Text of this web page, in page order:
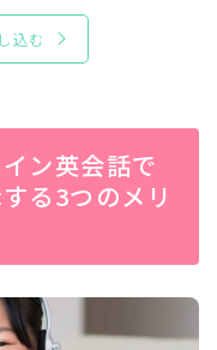
込む
ン英会話で
る3つのメリ